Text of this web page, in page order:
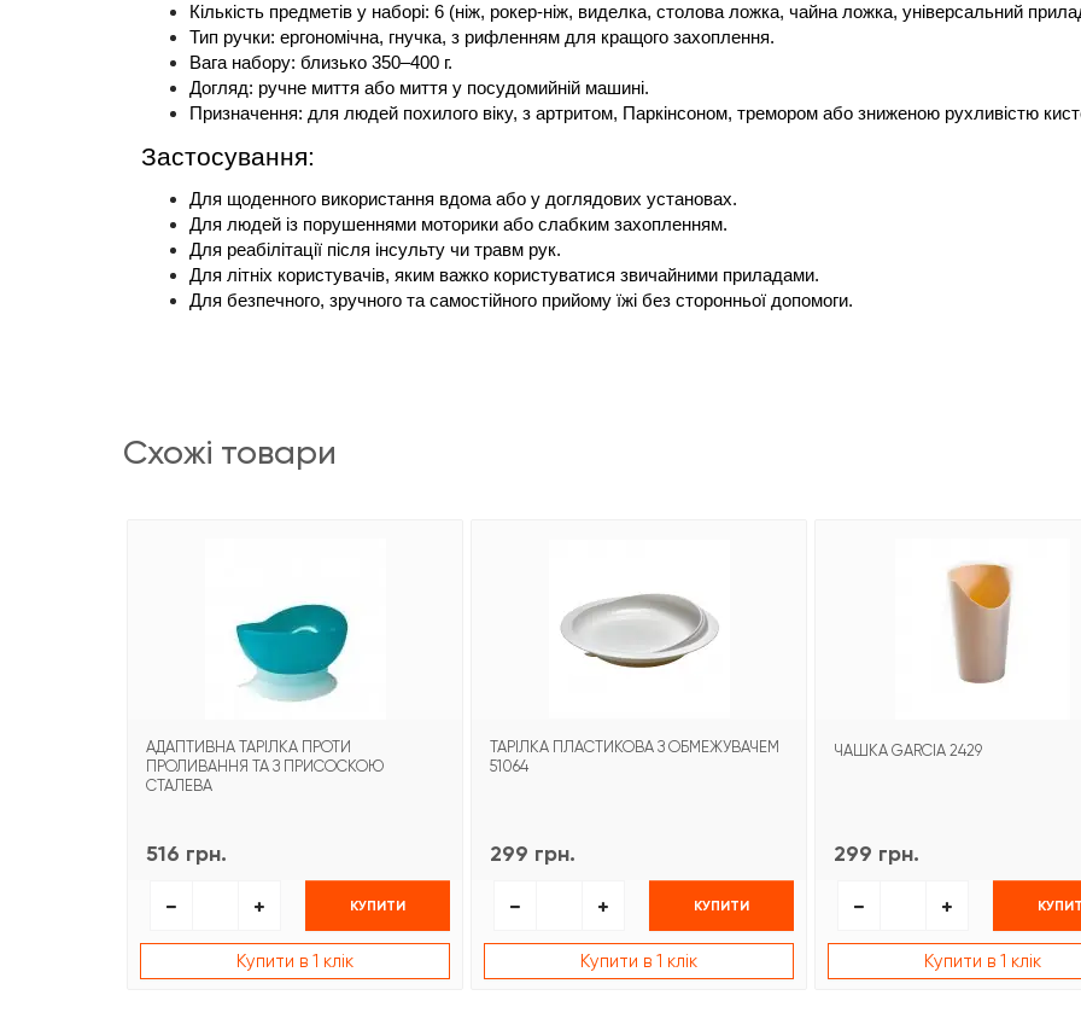
Кількість предметів у наборі: 6 (ніж, рокер-ніж, виделка, столова ложка, чайна ложка, універсальний
Тип ручки: ергономічна, гнучка, з рифленням для кращого захоплення.
Вага набору: близько 350–400 г.
Догляд: ручне миття або миття у посудомийній машині.
Призначення: для людей похилого віку, з артритом, Паркінсоном, тремором або зниженою рухливістю
Застосування:
Для щоденного використання вдома або у доглядових установах.
Для людей із порушеннями моторики або слабким захопленням.
Для реабілітації після інсульту чи травм рук.
Для літніх користувачів, яким важко користуватися звичайними приладами.
Для безпечного, зручного та самостійного прийому їжі без сторонньої допомоги.
схожі товари
АДАПТИВНА ТАРІЛКА ПРОТИ
ПРОЛИВАННЯ ТА З ПРИСОСКОЮ
СТАЛЕВА
516 грн.
КУПИТИ
Купити в 1 клік
ТАРІЛКА ПЛАСТИКОВА З ОБМЕЖУВАЧЕМ
51064
299 грн.
КУПИТИ
Купити в 1 клік
ЧАШКА GARCIA 2429
299 грн.
Купити в 1 клік